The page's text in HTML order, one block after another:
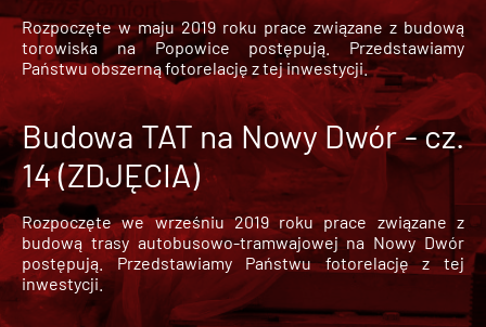
Rozpoczęte w maju 2019 roku prace związane z budową
torowiska na Popowice
postępują. Przedstawiamy
Państwu obszerną fotorelację z tej inwestycji.
Budowa TAT na Nowy Dwór - cz.
14 (ZDJĘCIA)
Rozpoczęte we wrześniu 2019 roku prace związane z
budową trasy autobusowo-tramwajowej na Nowy Dwór
postępują. Przedstawiamy Państwu fotorelację z tej
inwestycji.